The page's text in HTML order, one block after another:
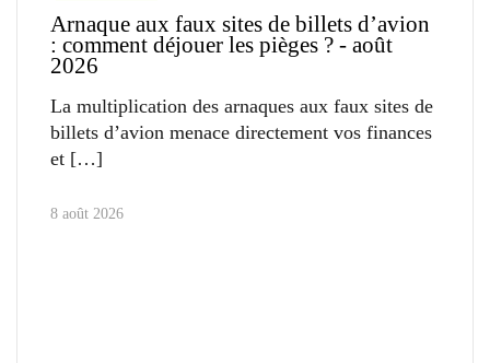
Arnaque aux faux sites de billets d’avion
: comment déjouer les pièges ? - août
2026
La multiplication des arnaques aux faux sites de
billets d’avion menace directement vos finances
et
8 août 2026